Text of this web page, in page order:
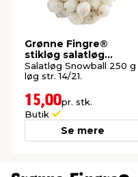
Grønne Fingre®
stikløg salatløg
Snowball 250 g
Salatløg Snowball 250 g
løg str. 14/21.
15,00pr. stk.
Butik
Se mere